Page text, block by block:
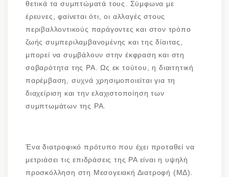
θετικά τα συμπτώματά τους. Σύμφωνα με
έρευνες, φαίνεται ότι, οι αλλαγές στους
περιβαλλοντικούς παράγοντες και στον τρόπο
ζωής συμπεριλαμβανομένης και της δίαιτας,
μπορεί να συμβάλουν στην έκφραση και στη
σοβαρότητα της ΡΑ. Ως εκ τούτου, η διαιτητική
παρέμβαση, συχνά χρησιμοποιείται για τη
διαχείριση και την ελαχιστοποίηση των
συμπτωμάτων της ΡΑ.
Ένα διατροφικό πρότυπο που έχει προταθεί να
μετριάσει τις επιδράσεις της ΡΑ είναι η υψηλή
προσκόλληση στη Μεσογειακή Διατροφή (ΜΔ).